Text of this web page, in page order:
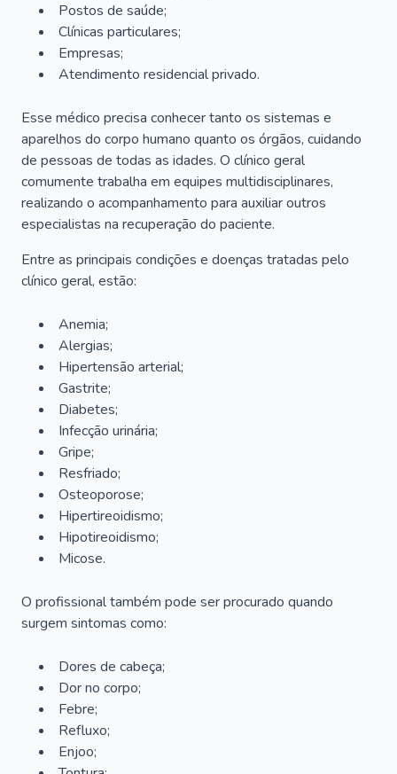
Postos de saúde;
Clínicas particulares;
Empresas;
Atendimento residencial privado.
Esse médico precisa conhecer tanto os sistemas e
aparelhos do corpo humano quanto os órgãos, cuidando
de pessoas de todas as idades. O clínico geral
comumente trabalha em equipes multidisciplinares,
realizando o acompanhamento para auxiliar outros
especialistas na recuperação do paciente.
Entre as principais condições e doenças tratadas pelo
clínico geral, estão:
Anemia;
Alergias;
Hipertensão arterial;
Gastrite;
Diabetes;
Infecção urinária;
Gripe;
Resfriado;
Osteoporose;
Hipertireoidismo;
Hipotireoidismo;
Micose.
O profissional também pode ser procurado quando
surgem sintomas como:
Dores de cabeça;
Dor no corpo;
Febre;
Refluxo;
Enjoo;